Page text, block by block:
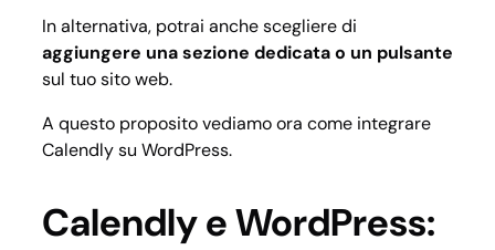
In alternativa, potrai anche scegliere di
aggiungere una sezione dedicata o un pulsante
sul tuo sito web.
A questo proposito vediamo ora come integrare
Calendly su WordPress.
Calendly e WordPress: